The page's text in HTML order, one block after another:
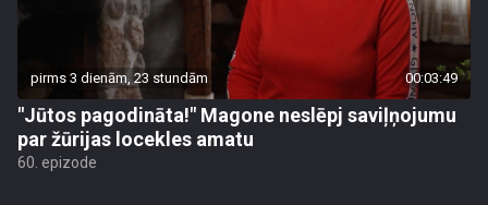
pirms 3 dienām, 23 stundām 00:03:49
"Jūtos pagodināta!" Magone neslēpj saviļņojumu
par žūrijas locekles amatu
60. epizode